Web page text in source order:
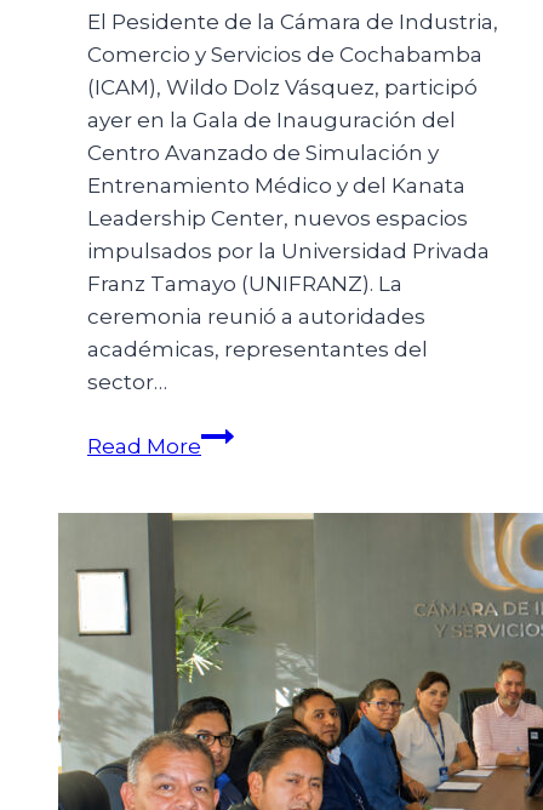
El Pesidente de la Cámara de Industria,
Comercio y Servicios de Cochabamba
(ICAM), Wildo Dolz Vásquez, participó
ayer en la Gala de Inauguración del
Centro Avanzado de Simulación y
Entrenamiento Médico y del Kanata
Leadership Center, nuevos espacios
impulsados por la Universidad Privada
Franz Tamayo (UNIFRANZ). La
ceremonia reunió a autoridades
académicas, representantes del
sector…
Read More